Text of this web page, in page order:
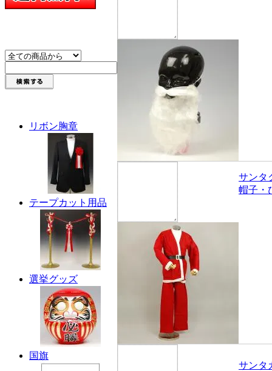
リボン胸章
テープカット用品
選挙グッズ
国旗
サン
帽子・
サン